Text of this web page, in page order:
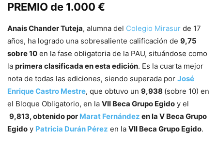
PREMIO de 1.000 €
Anais Chander Tuteja, alumna del Colegio Mirasur de 17
años, ha logrado una sobresaliente calificación de 9,75
sobre 10 en la fase obligatoria de la PAU, situándose como
la primera clasificada en esta edición. Es la cuarta mejor
nota de todas las ediciones, siendo superada por José
Enrique Castro Mestre, que obtuvo un 9,938 (sobre 10) en
el Bloque Obligatorio, en la VII Beca Grupo Egido y el
9,813, obtenido por Marat Fernández en la V Beca Grupo
Egido y Patricia Durán Pérez en la VII Beca Grupo Egido.